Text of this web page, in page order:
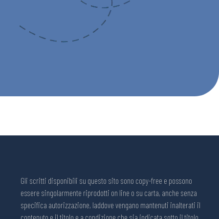
Gli scritti disponibili su questo sito sono copy-free e possono
essere singolarmente riprodotti on line o su carta, anche senza
specifica autorizzazione, laddove vengano mantenuti inalterati il
contenuto e il titolo e a condizione che sia indicata sotto il titolo,